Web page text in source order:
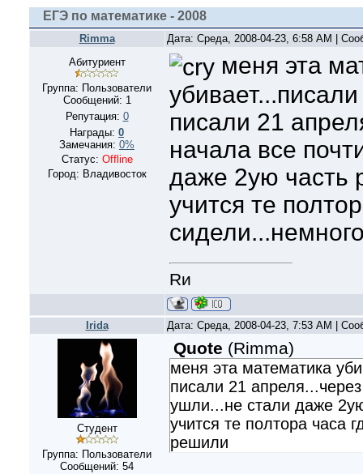
ЕГЭ по математике - 2008
Rimma
Дата: Среда, 2008-04-23, 6:58 AM |
Абитуриент
Группа: Пользователи
Сообщений: 1
Репутация: 0
Награды: 0
Замечания: 0%
Статус: Offline
Город: Владивосток
меня эта
писали 21
начала все
даже 2ую часть
учится те
Rи
Irida Дата: Среда, 2008-04-23, 7:53 AM |
Студент
Группа: Пользователи
Сообщений: 54
Quote (Rimma)
меня эта математика
писали 21
ушли...не стали даже
учится те полтора часа
решили